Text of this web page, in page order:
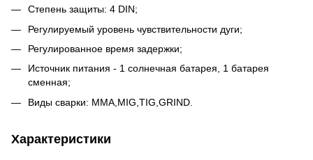
Степень защиты: 4 DIN;
Регулируемый уровень чувствительности дуги;
Регулированное время задержки;
Источник питания - 1 солнечная батарея, 1 батарея
сменная;
Виды сварки: MMA,MIG,TIG,GRIND.
Характеристики